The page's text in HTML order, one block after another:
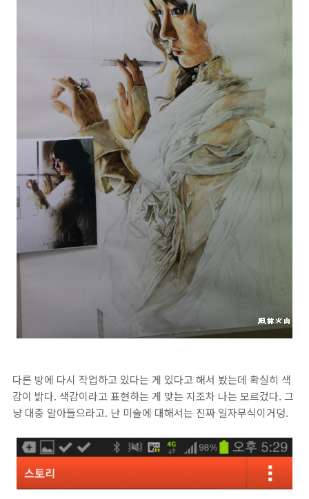
다른 방에 다시 작업하고 있다는 게 있다고 해서 봤는데 확실히 색
감이 밝다. 색감이라고 표현하는 게 맞는 지조차 나는 모르겄다. 그
냥 대충 알아들으라고. 난 미술에 대해서는 진짜 일자무식이거덩.